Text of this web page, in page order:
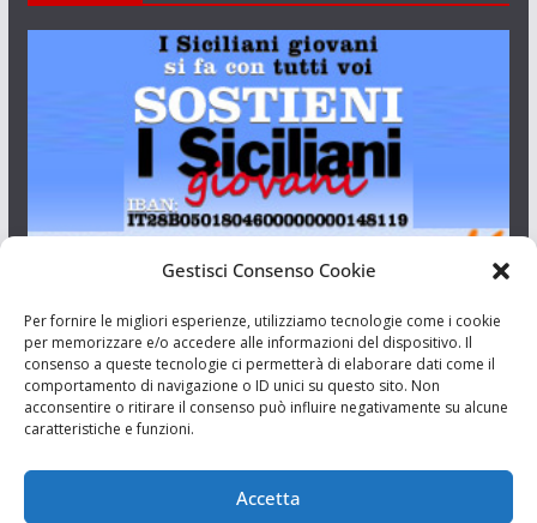
Gestisci Consenso Cookie
Per fornire le migliori esperienze, utilizziamo tecnologie come i cookie
per memorizzare e/o accedere alle informazioni del dispositivo. Il
consenso a queste tecnologie ci permetterà di elaborare dati come il
comportamento di navigazione o ID unici su questo sito. Non
acconsentire o ritirare il consenso può influire negativamente su alcune
caratteristiche e funzioni.
Accetta
Aut. del tribunale di Catania n.23/2011 del 20/09/2011 Dir.
Resp. Riccardo Orioles.
Associazione Culturale I Siciliani Giovani
via Randazzo 27 Catania